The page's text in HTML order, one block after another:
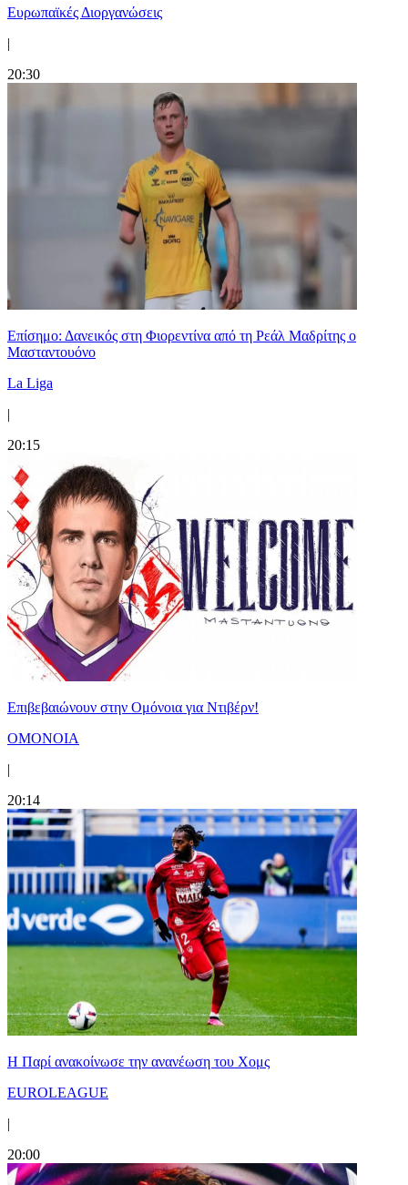
Ευρωπαϊκές Διοργανώσεις
|
20:30
Επίσημο: Δανεικός στη Φιορεντίνα από τη Ρεάλ Μαδρίτης ο
Μασταντουόνο
La Liga
|
20:15
Επιβεβαιώνουν στην Ομόνοια για Ντιβέρν!
ΟΜΟΝΟΙΑ
|
20:14
Η Παρί ανακοίνωσε την ανανέωση του Χομς
EUROLEAGUE
|
20:00